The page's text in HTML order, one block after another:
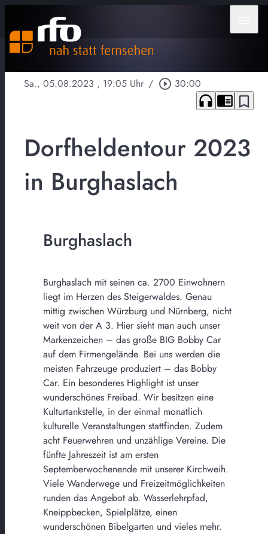
Sa., 05.08.2023 , 19:05 Uhr / play_circle_outline 30:00
headphones chrome_reader_mode bookmark_border
Dorfheldentour 2023
in Burghaslach
Burghaslach
Burghaslach mit seinen ca. 2700 Einwohnern
liegt im Herzen des Steigerwaldes. Genau
mittig zwischen Würzburg und Nürnberg, nicht
weit von der A 3. Hier sieht man auch unser
Markenzeichen – das große BIG Bobby Car
auf dem Firmengelände. Bei uns werden die
meisten Fahrzeuge produziert – das Bobby
Car. Ein besonderes Highlight ist unser
wunderschönes Freibad. Wir besitzen eine
Kulturtankstelle, in der einmal monatlich
kulturelle Veranstaltungen stattfinden. Zudem
acht Feuerwehren und unzählige Vereine. Die
fünfte Jahreszeit ist am ersten
Septemberwochenende mit unserer Kirchweih.
Viele Wanderwege und Freizeitmöglichkeiten
runden das Angebot ab. Wasserlehrpfad,
Kneippbecken, Spielplätze, einen
wunderschönen Bibelgarten und vieles mehr.